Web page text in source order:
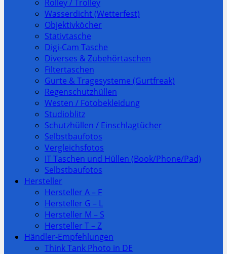
Rolley / Trolley
Wasserdicht (Wetterfest)
Objektivköcher
Stativtasche
Digi-Cam Tasche
Diverses & Zubehörtaschen
Filtertaschen
Gurte & Tragesysteme (Gurtfreak)
Regenschutzhüllen
Westen / Fotobekleidung
Studioblitz
Schutzhüllen / Einschlagtücher
Selbstbaufotos
Vergleichsfotos
IT Taschen und Hüllen (Book/Phone/Pad)
Selbstbaufotos
Hersteller
Hersteller A – F
Hersteller G – L
Hersteller M – S
Hersteller T – Z
Händler-Empfehlungen
Think Tank Photo in DE